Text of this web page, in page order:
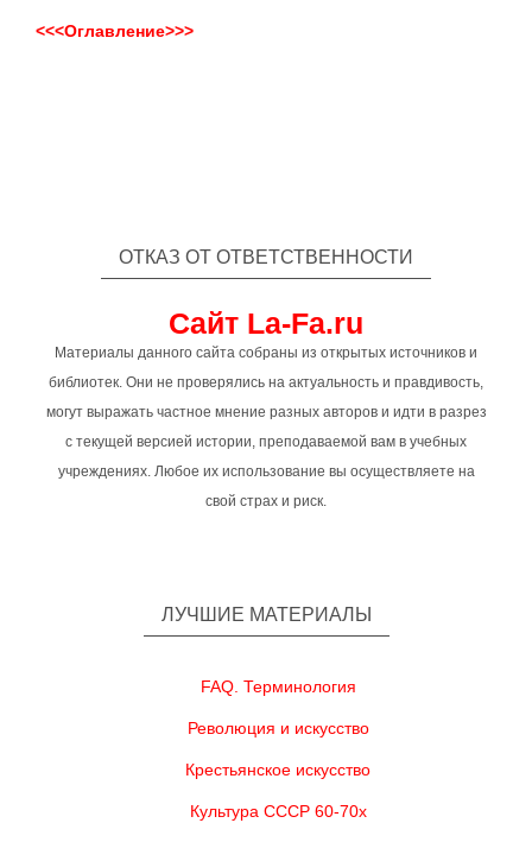
<<<Оглавление>>>
ОТКАЗ ОТ ОТВЕТСТВЕННОСТИ
Сайт La-Fa.ru
Материалы данного сайта собраны из открытых источников и
библиотек. Они не проверялись на актуальность и правдивость,
могут выражать частное мнение разных авторов и идти в разрез
с текущей версией истории, преподаваемой вам в учебных
учреждениях. Любое их использование вы осуществляете на
свой страх и риск.
ЛУЧШИЕ МАТЕРИАЛЫ
FAQ. Терминология
Революция и искусство
Крестьянское искусство
Культура СССР 60-70х